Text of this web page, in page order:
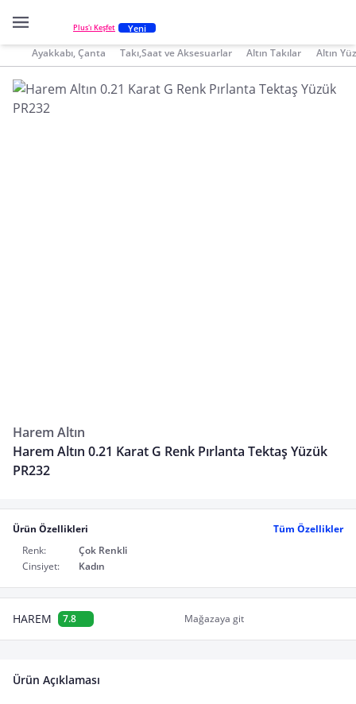
Plus'ı Keşfet Yeni
Ayakkabı, Çanta Takı,Saat ve Aksesuarlar Altın Takılar Altın
Harem Altın
Harem Altın 0.21 Karat G Renk Pırlanta Tektaş Yüzük
PR232
Ürün Özellikleri
Tüm Özellikler
Renk:
Çok Renkli
Cinsiyet:
Kadın
HAREM 7.8 Mağazaya git
Ürün Açıklaması